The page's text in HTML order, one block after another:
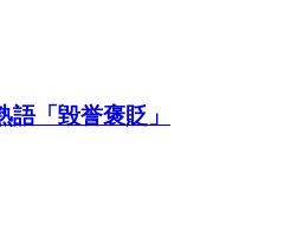
「毀誉褒貶」